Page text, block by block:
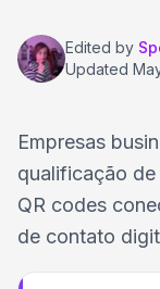
Edited by
Updated
Empresas
qualificação
QR codes
de contato